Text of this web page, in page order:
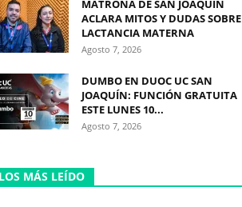
MATRONA DE SAN JOAQUÍN
ACLARA MITOS Y DUDAS SOBRE
LACTANCIA MATERNA
Agosto 7, 2026
DUMBO EN DUOC UC SAN
JOAQUÍN: FUNCIÓN GRATUITA
ESTE LUNES 10...
Agosto 7, 2026
MÁS LEÍDO